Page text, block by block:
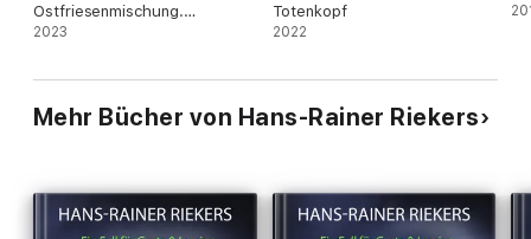
Ostfriesenmischung.
Ostfrieslandkrimi
2023
Totenkopf
2022
Mehr Bücher von Hans-Rainer Riekers